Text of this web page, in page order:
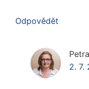
Odpovědět
2. 7.